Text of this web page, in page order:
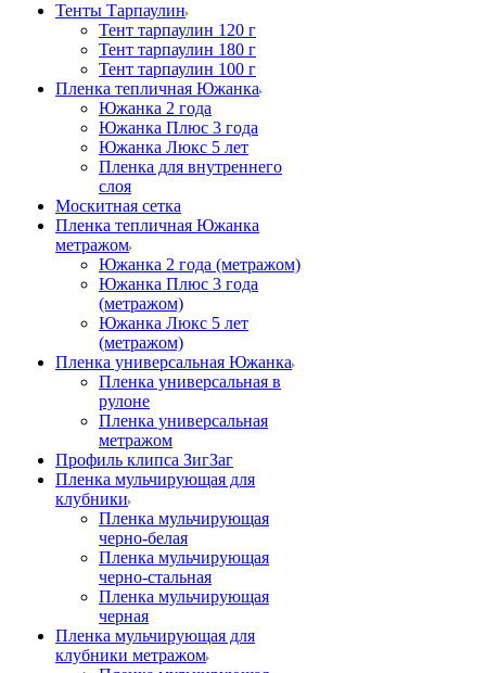
Тенты Тарпаулин
Тент тарпаулин 120 г
Тент тарпаулин 180 г
Тент тарпаулин 100 г
Пленка тепличная Южанка
Южанка 2 года
Южанка Плюс 3 года
Южанка Люкс 5 лет
Пленка для внутреннего
слоя
Москитная сетка
Пленка тепличная Южанка
метражом
Южанка 2 года (метражом)
Южанка Плюс 3 года
(метражом)
Южанка Люкс 5 лет
(метражом)
Пленка универсальная Южанка
Пленка универсальная в
рулоне
Пленка универсальная
метражом
Профиль клипса ЗигЗаг
Пленка мульчирующая для
клубники
Пленка мульчирующая
черно-белая
Пленка мульчирующая
черно-стальная
Пленка мульчирующая
черная
Пленка мульчирующая для
клубники метражом